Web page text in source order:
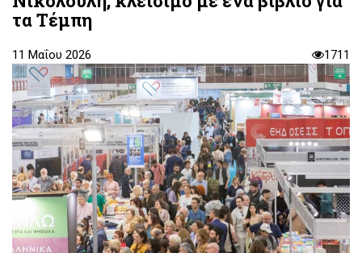
τα Τέμπη
11 Μαΐου 2026 1711